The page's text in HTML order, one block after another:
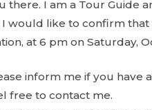
there. I am a Tour Guide
I would like to confirm
at 6 pm on Saturday,
inform me if you have
free to contact me.